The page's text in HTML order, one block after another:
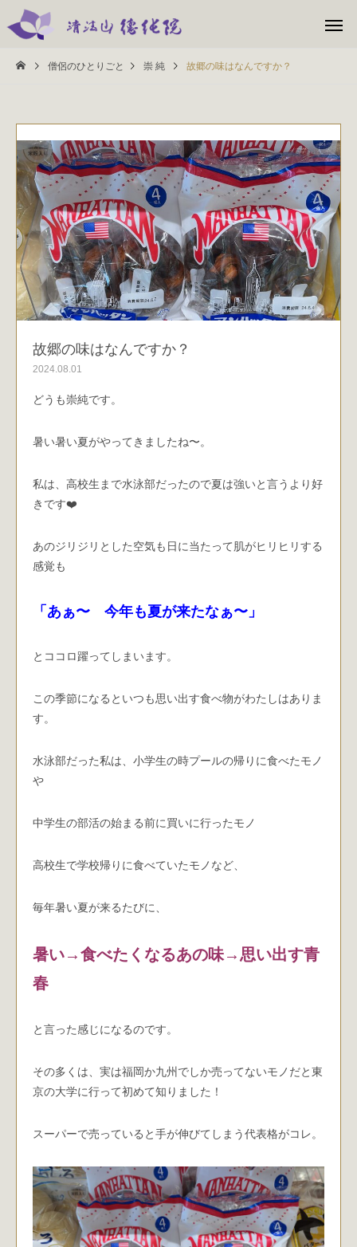
僧侶のひとりごと 崇 純 故郷の味はなんですか？
故郷の味はなんですか？
2024.08.01
どうも崇純です。
暑い暑い夏がやってきましたね〜。
私は、高校生まで水泳部だったので夏は強いと言うより好
きです❤️
あのジリジリとした空気も日に当たって肌がヒリヒリする
感覚も
「あぁ〜 今年も夏が来たなぁ〜」
とココロ躍ってしまいます。
この季節になるといつも思い出す食べ物がわたしはありま
す。
水泳部だった私は、小学生の時プールの帰りに食べたモノ
や
中学生の部活の始まる前に買いに行ったモノ
高校生で学校帰りに食べていたモノなど、
毎年暑い夏が来るたびに、
暑い→食べたくなるあの味→思い出す青
春
と言った感じになるのです。
その多くは、実は福岡か九州でしか売ってないモノだと東
京の大学に行って初めて知りました！
スーパーで売っていると手が伸びてしまう代表格がコレ。